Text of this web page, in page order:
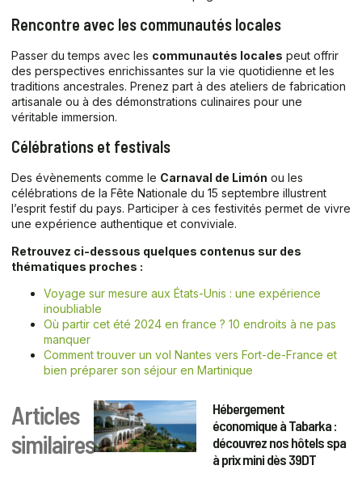
Rencontre avec les communautés locales
Passer du temps avec les communautés locales peut offrir
des perspectives enrichissantes sur la vie quotidienne et les
traditions ancestrales. Prenez part à des ateliers de fabrication
artisanale ou à des démonstrations culinaires pour une
véritable immersion.
Célébrations et festivals
Des évènements comme le Carnaval de Limón ou les
célébrations de la Fête Nationale du 15 septembre illustrent
l’esprit festif du pays. Participer à ces festivités permet de vivre
une expérience authentique et conviviale.
Retrouvez ci-dessous quelques contenus sur des
thématiques proches :
Voyage sur mesure aux États-Unis : une expérience
inoubliable
Où partir cet été 2024 en france ? 10 endroits à ne pas
manquer
Comment trouver un vol Nantes vers Fort-de-France et
bien préparer son séjour en Martinique
Articles
similaires
Hébergement
économique à Tabarka :
découvrez nos hôtels spa
à prix mini dès 39DT